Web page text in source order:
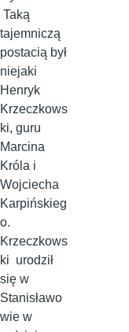
Taką
tajemniczą
postacią był
niejaki
Henryk
Krzeczkows
ki, guru
Marcina
Króla i
Wojciecha
Karpińskieg
o.
Krzeczkows
ki urodził
się w
Stanisławo
wie w